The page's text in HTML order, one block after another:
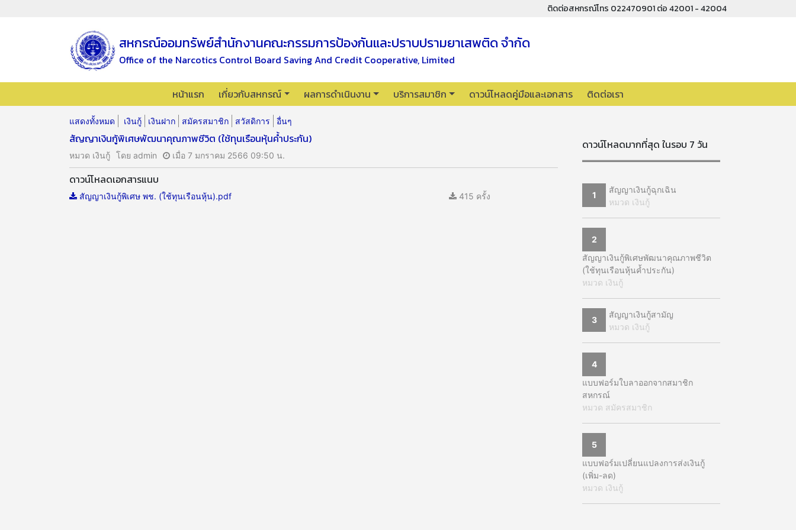
ติดต่อสหกรณ์โทร 022470901 ต่อ 42001 - 42004
สหกรณ์ออมทรัพย์สำนักงานคณะกรรมการป้องกันและปราบปรามยาเสพติด จำกัด
Office of the Narcotics Control Board Saving And Credit Cooperative, Limited
หน้าแรก เกี่ยวกับสหกรณ์ ผลการดำเนินงาน บริการสมาชิก ดาวน์โหลดคู่มือและเอกสาร ติดต่อเรา
แสดงทั้งหมด เงินกู้ เงินฝาก สมัครสมาชิก สวัสดิการ อื่นๆ
สัญญาเงินกู้พิเศษพัฒนาคุณภาพชีวิต (ใช้ทุนเรือนหุ้นค้ำประกัน)
หมวด เงินกู้ โดย admin เมื่อ 7 มกราคม 2566 09:50 น.
ดาวน์โหลดเอกสารแนบ
สัญญาเงินกู้พิเศษ พช. (ใช้ทุนเรือนหุ้น).pdf 415 ครั้ง
ดาวน์โหลดมากที่สุด ในรอบ 7 วัน
1
สัญญาเงินกู้ฉุกเฉิน
หมวด เงินกู้
2
สัญญาเงินกู้พิเศษพัฒนาคุณภาพชีวิต
(ใช้ทุนเรือนหุ้นค้ำประกัน)
หมวด เงินกู้
3
สัญญาเงินกู้สามัญ
หมวด เงินกู้
4
แบบฟอร์มใบลาออกจากสมาชิก
สหกรณ์
หมวด สมัครสมาชิก
5
แบบฟอร์มเปลี่ยนแปลงการส่งเงินกู้
(เพิ่ม-ลด)
หมวด เงินกู้